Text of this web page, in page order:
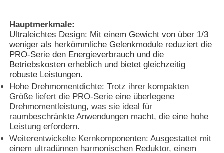
Hauptmerkmale:
Ultraleichtes Design: Mit einem Gewicht von über 1/3
weniger als herkömmliche Gelenkmodule reduziert die
PRO-Serie den Energieverbrauch und die
Betriebskosten erheblich und bietet gleichzeitig
robuste Leistungen.
Hohe Drehmomentdichte: Trotz ihrer kompakten
Größe liefert die PRO-Serie eine überlegene
Drehmomentleistung, was sie ideal für
raumbeschränkte Anwendungen macht, die eine hohe
Leistung erfordern.
Weiterentwickelte Kernkomponenten: Ausgestattet mit
einem ultradünnen harmonischen Reduktor, einem